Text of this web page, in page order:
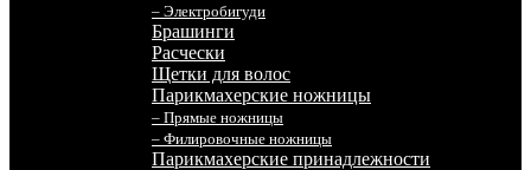
– Электробигуди
Брашинги
Расчески
Щетки для волос
Парикмахерские ножницы
– Прямые ножницы
– Филировочные ножницы
Парикмахерские принадлежности